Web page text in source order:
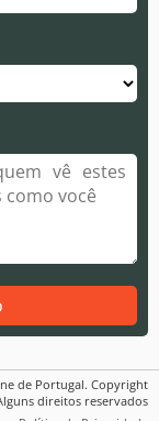
de Portugal. Copyright
direitos reservados